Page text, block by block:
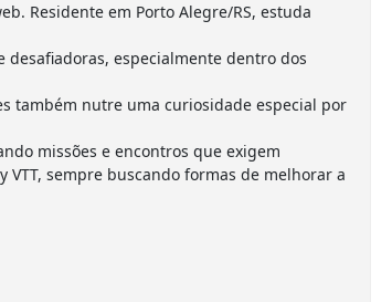
Residente em Porto Alegre/RS, estuda
desafiadoras, especialmente dentro dos
também nutre uma curiosidade especial por
missões e encontros que exigem
sempre buscando formas de melhorar a